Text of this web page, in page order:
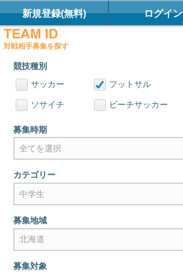
新規登録(無料) ログイン
対戦相手募集を探す
競技種別
サッカー
フットサル
ソサイチ ビーチサッカー
募集時期
カテゴリー
募集地域
募集対象